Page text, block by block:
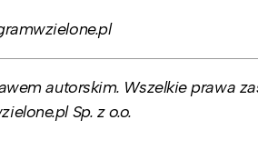
autorskim. Wszelkie prawa
Sp. z o.o.